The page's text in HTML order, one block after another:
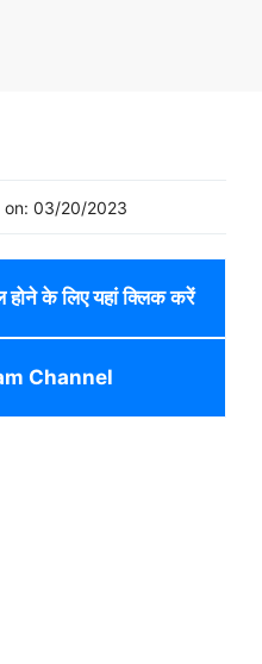
03/20/2023
होने के लिए यहां क्लिक करें
Channel